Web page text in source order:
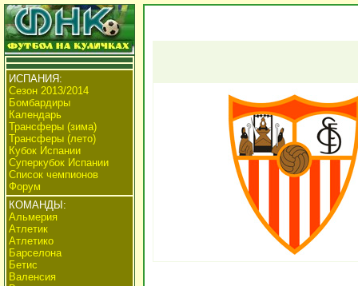
ИСПАНИЯ:
Сезон 2013/2014
Бомбардиры
Календарь
Трансферы (зима)
Трансферы (лето)
Кубок Испании
Суперкубок Испании
Список чемпионов
Форум
КОМАНДЫ:
Альмерия
Атлетик
Атлетико
Барселона
Бетис
Валенсия